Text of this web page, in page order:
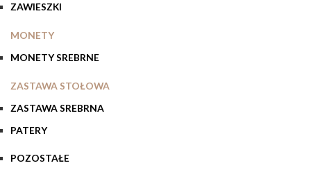
ZAWIESZKI
MONETY
MONETY SREBRNE
ZASTAWA STOŁOWA
ZASTAWA SREBRNA
PATERY
POZOSTAŁE